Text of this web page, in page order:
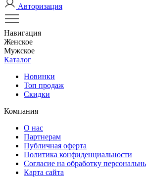
Авторизация
Навигация
Женское
Мужское
Каталог
Новинки
Топ продаж
Скидки
Компания
О нас
Партнерам
Публичная оферта
Политика конфиденциальности
Согласие на обработку
Карта сайта